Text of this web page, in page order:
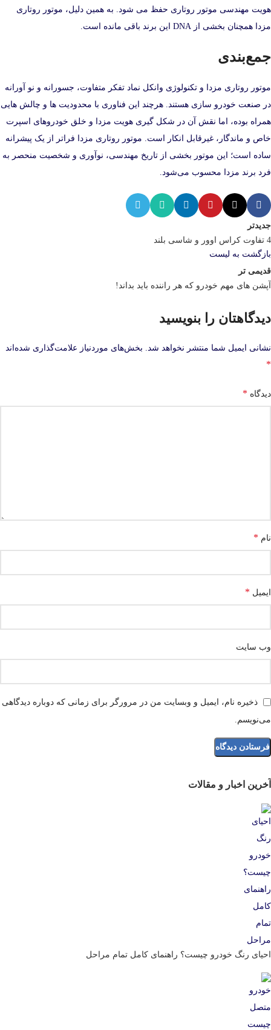
هویت مهندسی موتور روتاری حفظ می‌ شود. به همین دلیل، موتور روتاری
مزدا همچنان بخشی از DNA این برند باقی مانده است.
جمع‌بندی
موتور روتاری مزدا و تکنولوژی وانکل نماد تفکر متفاوت، جسورانه و نو آورانه
در صنعت خودرو سازی هستند. هرچند این فناوری با محدودیت‌ ها و چالش‌ هایی
همراه بوده، اما نقش آن در شکل‌ گیری هویت مزدا و خلق خودروهای اسپرت
خاص و ماندگار، غیرقابل انکار است. موتور روتاری مزدا فراتر از یک پیشرانه
ساده است؛ این موتور بخشی از تاریخ مهندسی، نوآوری و شخصیت منحصر به‌
فرد برند مزدا محسوب می‌شود.
جدیدتر
4 تفاوت کراس اوور و شاسی بلند
بازگشت به لیست
قدیمی تر
آپشن های مهم خودرو که هر راننده باید بداند!
دیدگاهتان را بنویسید
نشانی ایمیل شما منتشر نخواهد شد. بخش‌های موردنیاز علامت‌گذاری شده‌اند
*
دیدگاه *
نام *
ایمیل *
وب‌ سایت
ذخیره نام، ایمیل و وبسایت من در مرورگر برای زمانی که دوباره دیدگاهی
می‌نویسم.
آخرین اخبار و مقالات
احیای رنگ خودرو چیست؟ راهنمای کامل تمام مراحل